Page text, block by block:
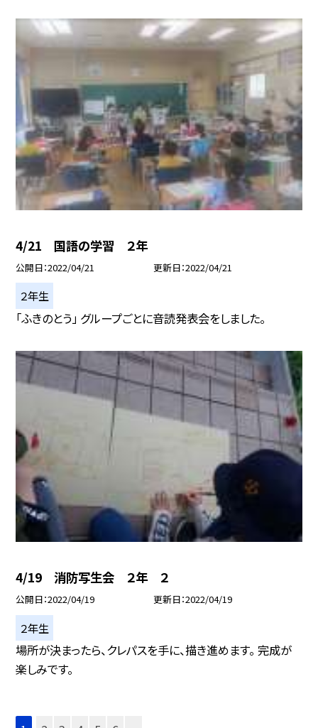
4/21 国語の学習 ２年
公開日 2022/04/21 更新日 2022/04/21
２年生
「ふきのとう」 グループごとに音読発表会をしました。
4/19 消防写生会 ２年 ２
公開日 2022/04/19 更新日 2022/04/19
２年生
場所が決まったら、クレパスを手に、描き進めます。 完成が
楽しみです。